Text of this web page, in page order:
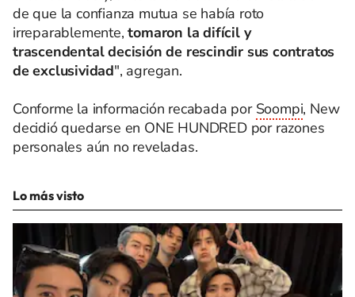
de que la confianza mutua se había roto
irreparablemente,tomaron la difícil y
trascendental decisión de rescindir sus contratos
de exclusividad", agregan.
Conforme la información recabada por Soompi, New
decidió quedarse en ONE HUNDRED por razones
personales aún no reveladas.
Lo más visto